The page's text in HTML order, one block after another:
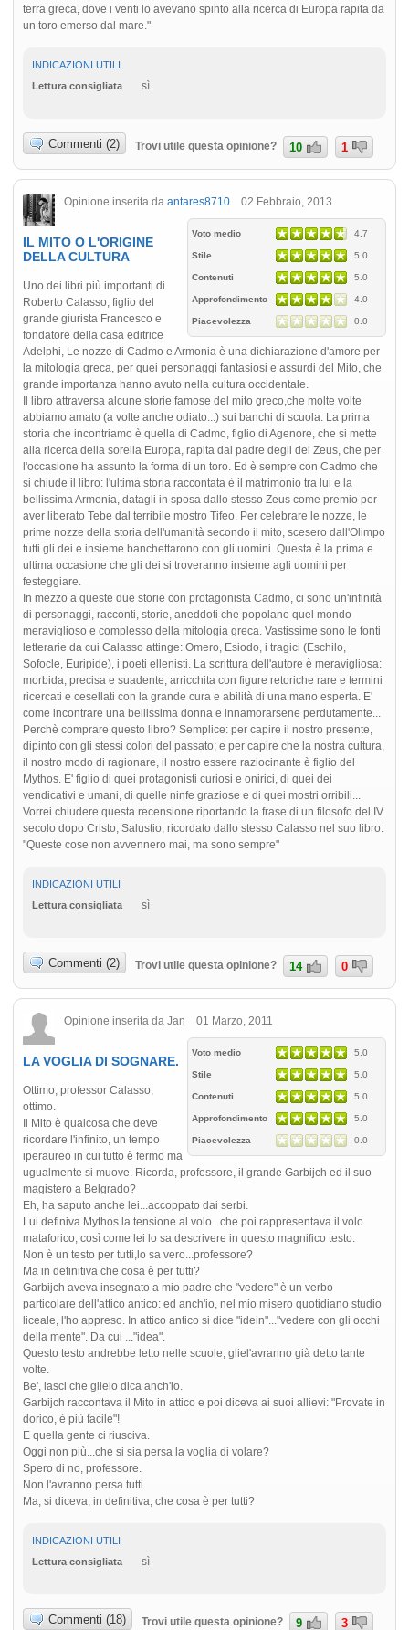
terra greca, dove i venti lo avevano spinto alla ricerca di Europa rapita da
un toro emerso dal mare."
INDICAZIONI UTILI
Lettura consigliata
sì
Commenti (2) Trovi utile questa opinione? 10 1
Opinione inserita da antares8710 02 Febbraio, 2013
Voto medio 4.7
Stile 5.0
Contenuti 5.0
Approfondimento 4.0
Piacevolezza 0.0
IL MITO O L'ORIGINE
DELLA CULTURA
Uno dei libri più importanti di
Roberto Calasso, figlio del
grande giurista Francesco e
fondatore della casa editrice
Adelphi, Le nozze di Cadmo e Armonia è una dichiarazione d'amore per
la mitologia greca, per quei personaggi fantasiosi e assurdi del Mito, che
grande importanza hanno avuto nella cultura occidentale.
Il libro attraversa alcune storie famose del mito greco,che molte volte
abbiamo amato (a volte anche odiato...) sui banchi di scuola. La prima
storia che incontriamo è quella di Cadmo, figlio di Agenore, che si mette
alla ricerca della sorella Europa, rapita dal padre degli dei Zeus, che per
l'occasione ha assunto la forma di un toro. Ed è sempre con Cadmo che
si chiude il libro: l'ultima storia raccontata è il matrimonio tra lui e la
bellissima Armonia, datagli in sposa dallo stesso Zeus come premio per
aver liberato Tebe dal terribile mostro Tifeo. Per celebrare le nozze, le
prime nozze della storia dell'umanità secondo il mito, scesero dall'Olimpo
tutti gli dei e insieme banchettarono con gli uomini. Questa è la prima e
ultima occasione che gli dei si troveranno insieme agli uomini per
festeggiare.
In mezzo a queste due storie con protagonista Cadmo, ci sono un'infinità
di personaggi, racconti, storie, aneddoti che popolano quel mondo
meraviglioso e complesso della mitologia greca. Vastissime sono le fonti
letterarie da cui Calasso attinge: Omero, Esiodo, i tragici (Eschilo,
Sofocle, Euripide), i poeti ellenisti. La scrittura dell'autore è meravigliosa:
morbida, precisa e suadente, arricchita con figure retoriche rare e termini
ricercati e cesellati con la grande cura e abilità di una mano esperta. E'
come incontrare una bellissima donna e innamorarsene perdutamente...
Perchè comprare questo libro? Semplice: per capire il nostro presente,
dipinto con gli stessi colori del passato; e per capire che la nostra cultura,
il nostro modo di ragionare, il nostro essere raziocinante è figlio del
Mythos. E' figlio di quei protagonisti curiosi e onirici, di quei dei
vendicativi e umani, di quelle ninfe graziose e di quei mostri orribili...
Vorrei chiudere questa recensione riportando la frase di un filosofo del IV
secolo dopo Cristo, Salustio, ricordato dallo stesso Calasso nel suo libro:
"Queste cose non avvennero mai, ma sono sempre"
INDICAZIONI UTILI
Lettura consigliata
sì
Commenti (2) Trovi utile questa opinione? 14 0
Opinione inserita da Jan 01 Marzo, 2011
Voto medio 5.0
Stile 5.0
Contenuti 5.0
Approfondimento 5.0
Piacevolezza 0.0
LA VOGLIA DI SOGNARE.
Ottimo, professor Calasso,
ottimo.
Il Mito è qualcosa che deve
ricordare l'infinito, un tempo
iperaureo in cui tutto è fermo ma
ugualmente si muove. Ricorda, professore, il grande Garbijch ed il suo
magistero a Belgrado?
Eh, ha saputo anche lei...accoppato dai serbi.
Lui definiva Mythos la tensione al volo...che poi rappresentava il volo
mataforico, così come lei lo sa descrivere in questo magnifico testo.
Non è un testo per tutti,lo sa vero...professore?
Ma in definitiva che cosa è per tutti?
Garbijch aveva insegnato a mio padre che "vedere" è un verbo
particolare dell'attico antico: ed anch'io, nel mio misero quotidiano studio
liceale, l'ho appreso. In attico antico si dice "idein"..."vedere con gli occhi
della mente". Da cui ..."idea".
Questo testo andrebbe letto nelle scuole, gliel'avranno già detto tante
volte.
Be', lasci che glielo dica anch'io.
Garbijch raccontava il Mito in attico e poi diceva ai suoi allievi: "Provate in
dorico, è più facile"!
E quella gente ci riusciva.
Oggi non più...che si sia persa la voglia di volare?
Spero di no, professore.
Non l'avranno persa tutti.
Ma, si diceva, in definitiva, che cosa è per tutti?
INDICAZIONI UTILI
Lettura consigliata
sì
Commenti (18) Trovi utile questa opinione? 9 3